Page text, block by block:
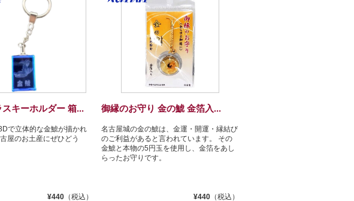
キーホルダー 箱...
で立体的な金鯱が描かれ
屋のお土産にぜひどう
¥440 （税込）
御縁のお守り 金の鯱 金箔入...
名古屋城の金の鯱は、金運・開運・縁結び
のご利益があると言われています。 その
金鯱と本物の5円玉を使用し、金箔をあし
らったお守りです。
¥440 （税込）